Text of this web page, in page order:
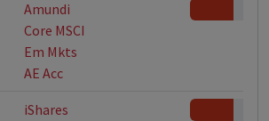
Amundi
Core MSCI
Em Mkts
AE Acc
iShares